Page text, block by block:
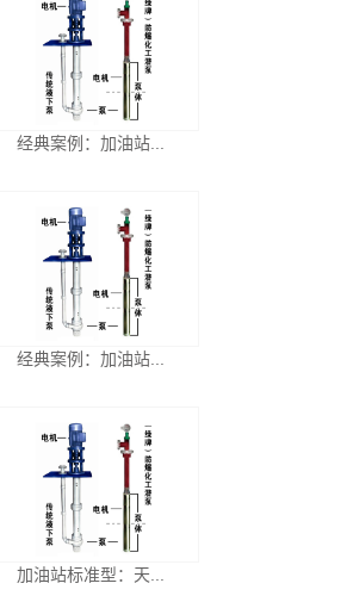
经典案例：加油站...
经典案例：加油站...
加油站标准型：天...